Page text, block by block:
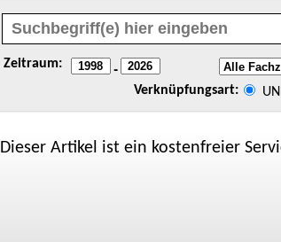
Zeitraum: -
Verknüpfungsart:
Dieser Artikel ist ein kostenfreier